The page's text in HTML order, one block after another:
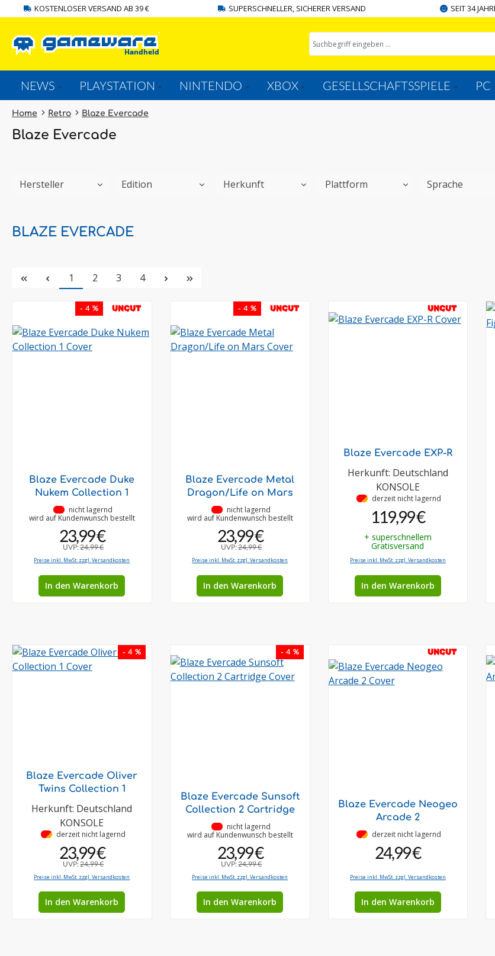
Zur Hauptnavigation springen
KOSTENLOSER VERSAND AB 39 € SUPERSCHNELLER, SICHERER VERSAND SEIT 34
NEWS PLAYSTATION NINTENDO XBOX GESELLSCHAFTSSPIELE PC
Home Retro Blaze Evercade
Blaze Evercade
Hersteller Edition Herkunft Plattform Sprache
BLAZE EVERCADE
Seite
1 Seite
2 Seite
3 Seite
4
- 4 % UNCUT
Blaze Evercade Duke
Nukem Collection 1
nicht lagernd
wird auf Kundenwunsch bestellt
23,99 €
UVP:24,99 €
Preise inkl. MwSt. zzgl. Versandkosten
In den Warenkorb
- 4 % UNCUT
Blaze Evercade Metal
Dragon/Life on Mars
nicht lagernd
wird auf Kundenwunsch bestellt
23,99 €
UVP:24,99 €
Preise inkl. MwSt. zzgl. Versandkosten
In den Warenkorb
UNCUT
Blaze Evercade EXP-R
Herkunft: Deutschland
KONSOLE
• derzeit nicht lagernd
119,99 €
+ superschnellem
Gratisversand
Preise inkl. MwSt. zzgl. Versandkosten
In den Warenkorb
- 4 %
Blaze Evercade Oliver
Twins Collection 1
Herkunft: Deutschland
KONSOLE
• derzeit nicht lagernd
23,99 €
UVP:24,99 €
Preise inkl. MwSt. zzgl. Versandkosten
In den Warenkorb
- 4 %
Blaze Evercade Sunsoft
Collection 2 Cartridge
nicht lagernd
wird auf Kundenwunsch bestellt
23,99 €
UVP:24,99 €
Preise inkl. MwSt. zzgl. Versandkosten
In den Warenkorb
UNCUT
Blaze Evercade Neogeo
Arcade 2
• derzeit nicht lagernd
24,99 €
Preise inkl. MwSt. zzgl. Versandkosten
In den Warenkorb